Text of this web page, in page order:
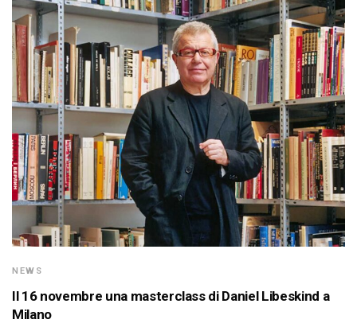
NEWS
Il 16 novembre una masterclass di Daniel Libeskind a
Milano